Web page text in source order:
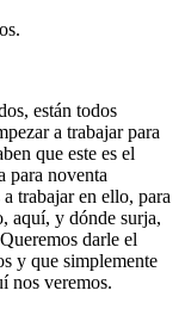
están todos
a trabajar para
que este es el
para noventa
trabajar en ello, para
aquí, y dónde surja,
darle el
y que simplemente
nos veremos.